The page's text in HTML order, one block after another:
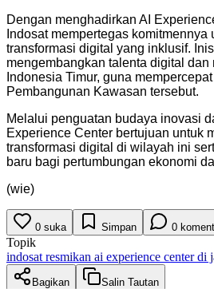
Dengan menghadirkan AI
Indosat mempertegas komitmennya
transformasi digital yang inklusif.
mengembangkan talenta digital dan
Indonesia Timur, guna
Pembangunan Kawasan tersebut.
Melalui penguatan budaya inovasi
Experience Center bertujuan untuk
transformasi digital di wilayah ini
baru bagi pertumbungan ekonomi
(wie)
0 suka Simpan 0
Topik
indosat resmikan ai experience center di
Bagikan Salin Tautan